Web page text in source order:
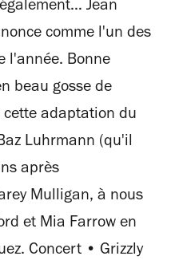
Jean
comme l'un des
l'année. Bonne
beau gosse de
adaptation du
Luhrmann (qu'il
après
Mulligan, à nous
et Mia Farrow en
Concert • Grizzly